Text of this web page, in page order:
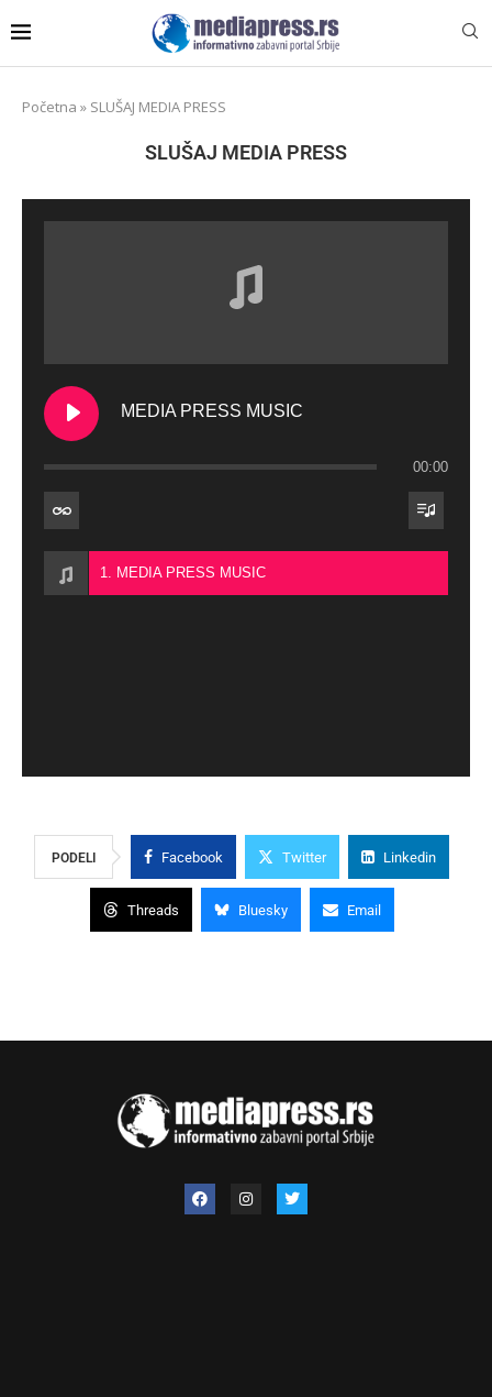
Početna » SLUŠAJ MEDIA PRESS
SLUŠAJ MEDIA PRESS
MEDIA PRESS MUSIC
00:00
1. MEDIA PRESS MUSIC
PODELI Facebook Twitter Linkedin
Threads Bluesky Email